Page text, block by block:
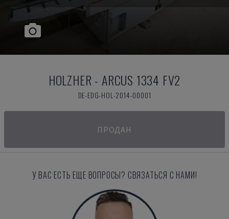
HOLZHER - ARCUS 1334 FV2
DE-EDG-HOL-2014-00001
ПРОДАН
У ВАС ЕСТЬ ЕЩЕ ВОПРОСЫ? СВЯЗАТЬСЯ С НАМИ!